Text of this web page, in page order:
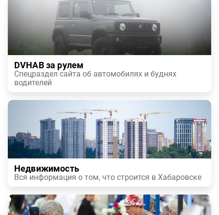
DVHAB за рулем
Спецраздел сайта об автомобилях и буднях
водителей
Недвижимость
Вся информация о том, что строится в Хабаровске